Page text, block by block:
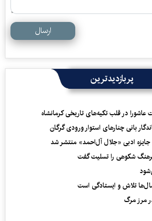
ارسال
پربازدیدترین
عاشورا در قلب تکیه‌های تاریخی کرمانشاه
بانی چنارهای استوار ورودی گرگان
جایزه ادبی «جلال آل‌احمد» منتشر شد
شکوهی را تسلیت گفت
تلاش و ایستادگی است
مرز مرگ